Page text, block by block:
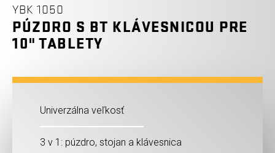
YBK 1050
PÚZDRO S BT KLÁVESNICOU PRE
10" TABLETY
Univerzálna veľkosť
3 v 1: púzdro, stojan a klávesnica